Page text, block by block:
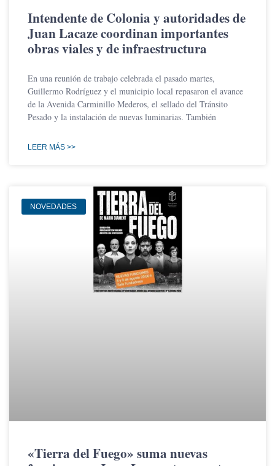
Intendente de Colonia y autoridades de
Juan Lacaze coordinan importantes
obras viales y de infraestructura
En una reunión de trabajo celebrada el pasado martes,
Guillermo Rodríguez y el municipio local repasaron el avance
de la Avenida Carminillo Mederos, el sellado del Tránsito
Pesado y la instalación de nuevas luminarias. También
LEER MÁS >>
NOVEDADES
«Tierra del Fuego» suma nuevas